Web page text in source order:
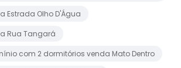
Estrada Olho D'Água
Rua Tangará
com 2 dormitórios venda Mato Dentro